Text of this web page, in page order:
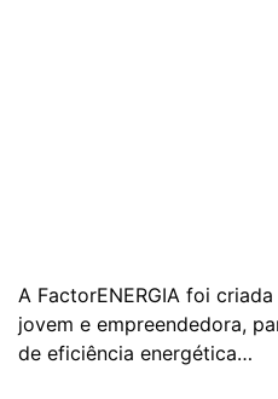
A FactorENERGIA foi
jovem e empreendedora,
de eficiência energética…